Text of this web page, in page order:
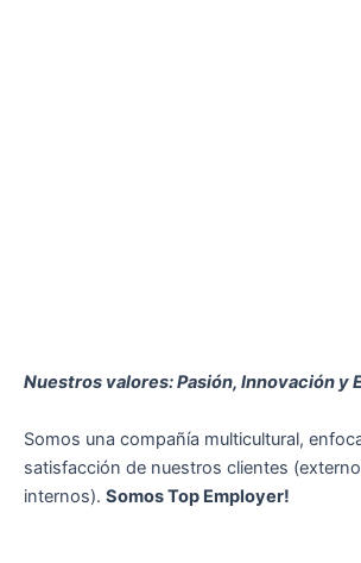
Nuestros valores: Pasión, Innovación y
Somos una compañía multicultural,
satisfacción de nuestros clientes
internos). Somos Top Employer!